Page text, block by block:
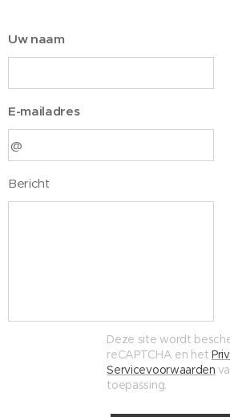
Uw naam
E-mailadres
Bericht
Deze site wordt
reCAPTCHA en het
Servicevoorwaarden
toepassing.